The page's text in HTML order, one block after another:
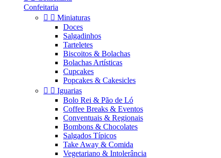
Confeitaria
  Miniaturas
Doces
Salgadinhos
Tarteletes
Biscoitos & Bolachas
Bolachas Artísticas
Cupcakes
Popcakes & Cakesicles
  Iguarias
Bolo Rei & Pão de Ló
Coffee Breaks & Eventos
Conventuais & Regionais
Bombons & Chocolates
Salgados Típicos
Take Away & Comida
Vegetariano & Intolerância